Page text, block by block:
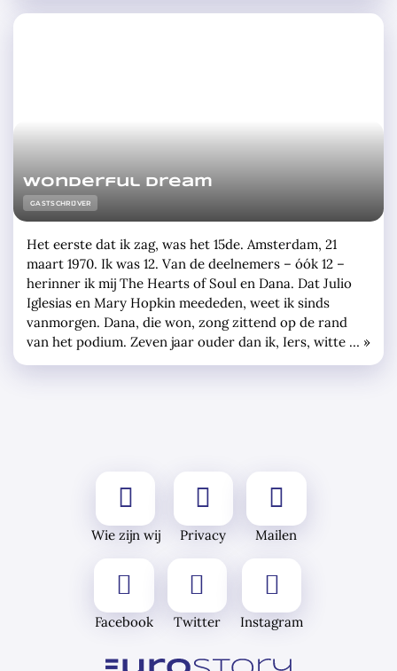
Wonderful dream
GASTSCHRIJVER
Het eerste dat ik zag, was het 15de. Amsterdam, 21
maart 1970. Ik was 12. Van de deelnemers – óók 12 –
herinner ik mij The Hearts of Soul en Dana. Dat Julio
Iglesias en Mary Hopkin meededen, weet ik sinds
vanmorgen. Dana, die won, zong zittend op de rand
van het podium. Zeven jaar ouder dan ik, Iers, witte … »
Wie zijn wij Privacy Mailen
Facebook Twitter Instagram